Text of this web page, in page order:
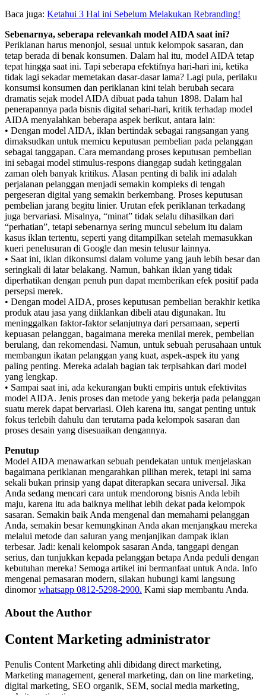
Baca juga: Ketahui 3 Hal ini Sebelum Melakukan Rebranding!
Sebenarnya, seberapa relevankah model AIDA saat ini?
Periklanan harus menonjol, sesuai untuk kelompok sasaran, dan
tetap berada di benak konsumen. Dalam hal itu, model AIDA tetap
tepat hingga saat ini. Tapi seberapa efektifnya hari-hari ini, ketika
tidak lagi sekadar memetakan dasar-dasar lama? Lagi pula, perilaku
konsumsi konsumen dan periklanan kini telah berubah secara
dramatis sejak model AIDA dibuat pada tahun 1898. Dalam hal
penerapannya pada bisnis digital sehari-hari, kritik terhadap model
AIDA menyalahkan beberapa aspek berikut, antara lain:
• Dengan model AIDA, iklan bertindak sebagai rangsangan yang
dimaksudkan untuk memicu keputusan pembelian pada pelanggan
sebagai tanggapan. Cara memandang proses keputusan pembelian
ini sebagai model stimulus-respons dianggap sudah ketinggalan
zaman oleh banyak kritikus. Alasan penting di balik ini adalah
perjalanan pelanggan menjadi semakin kompleks di tengah
pergeseran digital yang semakin berkembang. Proses keputusan
pembelian jarang begitu linier. Urutan efek periklanan terkadang
juga bervariasi. Misalnya, “minat” tidak selalu dihasilkan dari
“perhatian”, tetapi sebenarnya sering muncul sebelum itu dalam
kasus iklan tertentu, seperti yang ditampilkan setelah memasukkan
kueri penelusuran di Google dan mesin telusur lainnya.
• Saat ini, iklan dikonsumsi dalam volume yang jauh lebih besar dan
seringkali di latar belakang. Namun, bahkan iklan yang tidak
diperhatikan dengan penuh pun dapat memberikan efek positif pada
persepsi merek.
• Dengan model AIDA, proses keputusan pembelian berakhir ketika
produk atau jasa yang diiklankan dibeli atau digunakan. Itu
meninggalkan faktor-faktor selanjutnya dari persamaan, seperti
kepuasan pelanggan, bagaimana mereka menilai merek, pembelian
berulang, dan rekomendasi. Namun, untuk sebuah perusahaan untuk
membangun ikatan pelanggan yang kuat, aspek-aspek itu yang
paling penting. Mereka adalah bagian tak terpisahkan dari model
yang lengkap.
• Sampai saat ini, ada kekurangan bukti empiris untuk efektivitas
model AIDA. Jenis proses dan metode yang bekerja pada pelanggan
suatu merek dapat bervariasi. Oleh karena itu, sangat penting untuk
fokus terlebih dahulu dan terutama pada kelompok sasaran dan
proses desain yang disesuaikan dengannya.
Penutup
Model AIDA menawarkan sebuah pendekatan untuk menjelaskan
bagaimana periklanan mengarahkan pilihan merek, tetapi ini sama
sekali bukan prinsip yang dapat diterapkan secara universal. Jika
Anda sedang mencari cara untuk mendorong bisnis Anda lebih
maju, karena itu ada baiknya melihat lebih dekat pada kelompok
sasaran. Semakin baik Anda mengenal dan memahami pelanggan
Anda, semakin besar kemungkinan Anda akan menjangkau mereka
melalui metode dan saluran yang menjanjikan dampak iklan
terbesar. Jadi: kenali kelompok sasaran Anda, tanggapi dengan
serius, dan tunjukkan kepada pelanggan betapa Anda peduli dengan
kebutuhan mereka! Semoga artikel ini bermanfaat untuk Anda. Info
mengenai pemasaran modern, silakan hubungi kami langsung
dinomorwhatsapp 0812-5298-2900. Kami siap membantu Anda.
About the Author
Content Marketing administrator
Penulis Content Marketing ahli dibidang direct marketing,
Marketing management, general marketing, dan on line marketing,
digital marketing, SEO organik, SEM, social media marketing,